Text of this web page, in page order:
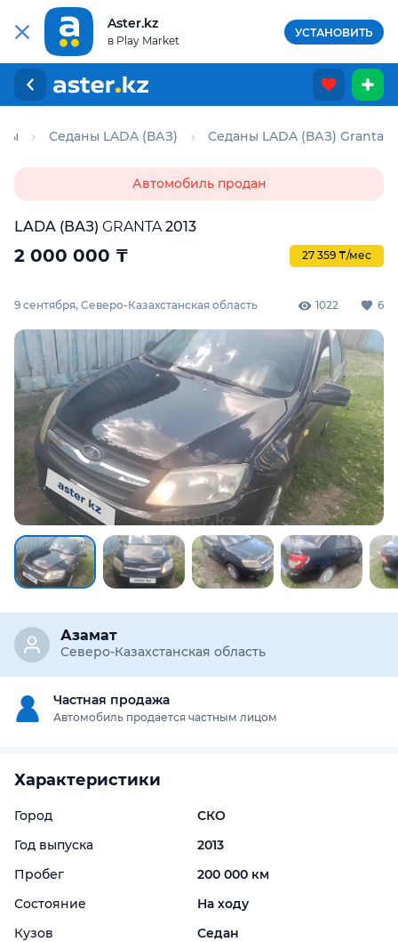
Aster.kz
в Play Market
УСТАНОВИТЬ
Седаны LADA (ВАЗ) Седаны LADA (ВАЗ) Granta
Автомобиль продан
LADA (ВАЗ) GRANTA2013
2 000 000 ₸ 27 359 ₸/мес
9 сентября, Северо-Казахстанская область 1022 6
Азамат
Северо-Казахстанская область
Частная продажа
Автомобиль продается частным лицом
Характеристики
Город
СКО
Год выпуска
2013
Пробег
200 000 км
Состояние
На ходу
Кузов
Седан